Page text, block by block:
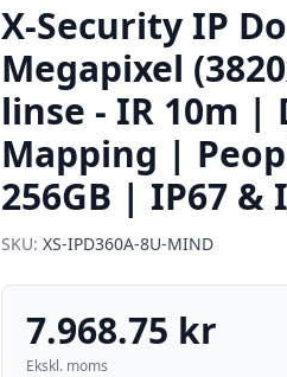
X-Security IP
Megapixel
linse - IR 10m |
Mapping |
256GB | IP67 &
SKU: XS-IPD360A-8U-MIND
7.968.75 kr
Ekskl. moms